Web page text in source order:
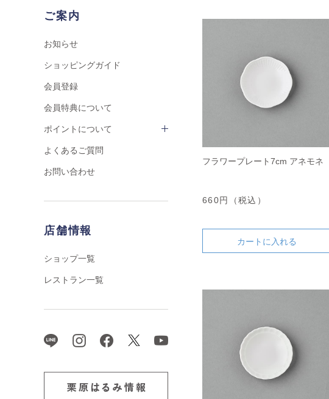
ご案内
お知らせ
ショッピングガイド
会員登録
会員特典について
ポイントについて
よくあるご質問
お問い合わせ
店舗情報
ショップ一覧
レストラン一覧
フラワープレート7cm アネモネ
660円（税込）
カートに入れる